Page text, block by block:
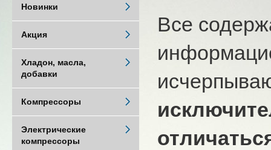
Все
Новинки
Акция
Хладон, масла,
добавки
Компрессоры
Электрические
компрессоры